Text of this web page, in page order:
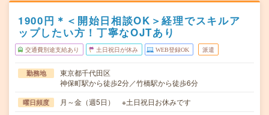
1900円＊＜開始日相談OK＞経理でスキルア
ップしたい方！丁寧なOJTあり
交通費別途支給あり 土日祝日が休み WEB登録OK 派遣
勤務地
東京都千代田区
神保町駅から徒歩2分／竹橋駅から徒歩6分
曜日頻度 月～金（週5日） ※土日祝日お休みです